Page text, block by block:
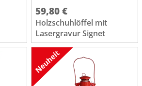
59,80 €
Holzschuhlöffel mit
Lasergravur Signet